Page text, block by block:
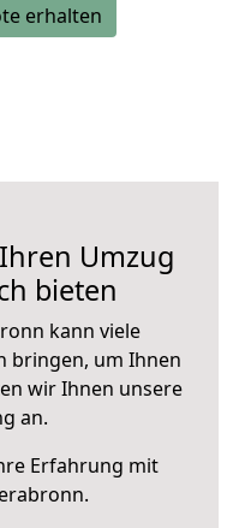
erhalten
Umzug
bieten
kann viele
bringen, um Ihnen
wir Ihnen unsere
an.
Erfahrung mit
.